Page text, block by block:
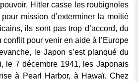
Hitler casse les roubignoles
mission d’exterminer la moitié
ils sont pas trop d’accord, du
pour venir en aide à l’Europe
le Japon s’est planqué du
le 7 décembre 1941, les Japonais
à Pearl Harbor, à Hawaï. Chez